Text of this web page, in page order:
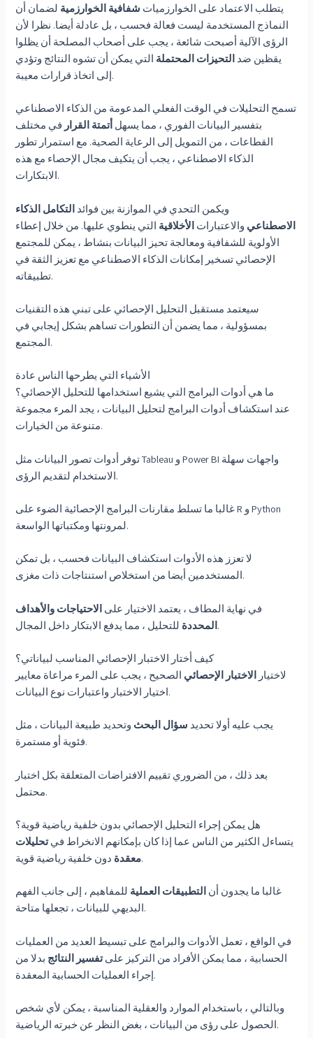
يتطلب الاعتماد على الخوارزميات شفافية الخوارزمية لضمان أن
النماذج المستخدمة ليست فعالة فحسب ، بل عادلة أيضا. نظرا لأن
الرؤى الآلية أصبحت شائعة ، يجب على أصحاب المصلحة أن يظلوا
يقظين ضد التحيزات المحتملة التي يمكن أن تشوه النتائج وتؤدي
إلى اتخاذ قرارات معيبة.
تسمح التحليلات في الوقت الفعلي المدعومة من الذكاء الاصطناعي
بتفسير البيانات الفوري ، مما يسهل أتمتة القرار في مختلف
القطاعات ، من التمويل إلى الرعاية الصحية. مع استمرار تطور
الذكاء الاصطناعي ، يجب أن يتكيف مجال الإحصاء مع هذه
الابتكارات.
ويكمن التحدي في الموازنة بين فوائد التكامل الذكاء
الاصطناعي والاعتبارات الأخلاقية التي ينطوي عليها. من خلال إعطاء
الأولوية للشفافية ومعالجة تحيز البيانات بنشاط ، يمكن للمجتمع
الإحصائي تسخير إمكانات الذكاء الاصطناعي مع تعزيز الثقة في
تطبيقاته.
سيعتمد مستقبل التحليل الإحصائي على تبني هذه التقنيات
بمسؤولية ، مما يضمن أن التطورات تساهم بشكل إيجابي في
المجتمع.
الأشياء التي يطرحها الناس عادة
ما هي أدوات البرامج التي يشيع استخدامها للتحليل الإحصائي؟
عند استكشاف أدوات البرامج لتحليل البيانات ، يجد المرء مجموعة
متنوعة من الخيارات.
توفر أدوات تصور البيانات مثل Tableau و Power BI واجهات سهلة
الاستخدام لتقديم الرؤى.
غالبا ما تسلط مقارنات البرامج الإحصائية الضوء على R و Python
لمرونتها ومكتباتها الواسعة.
لا تعزز هذه الأدوات استكشاف البيانات فحسب ، بل تمكن
المستخدمين أيضا من استخلاص استنتاجات ذات مغزى.
في نهاية المطاف ، يعتمد الاختيار على الاحتياجات والأهداف
المحددةللتحليل ، مما يدفع الابتكار داخل المجال.
كيف أختار الاختبار الإحصائي المناسب لبياناتي؟
لاختيار الاختبار الإحصائي الصحيح ، يجب على المرء مراعاة معايير
اختيار الاختبار واعتبارات نوع البيانات.
يجب عليه أولا تحديد سؤال البحث وتحديد طبيعة البيانات ، مثل
فئوية أو مستمرة.
بعد ذلك ، من الضروري تقييم الافتراضات المتعلقة بكل اختبار
محتمل.
هل يمكن إجراء التحليل الإحصائي بدون خلفية رياضية قوية؟
يتساءل الكثير من الناس عما إذا كان بإمكانهم الانخراط فيتحليلات
معقدةدون خلفية رياضية قوية.
غالبا ما يجدون أن التطبيقات العملية للمفاهيم ، إلى جانب الفهم
البديهي للبيانات ، تجعلها متاحة.
في الواقع ، تعمل الأدوات والبرامج على تبسيط العديد من العمليات
الحسابية ، مما يمكن الأفراد من التركيز علىتفسير النتائج بدلا من
إجراء العمليات الحسابية المعقدة.
وبالتالي ، باستخدام الموارد والعقلية المناسبة ، يمكن لأي شخص
الحصول على رؤى من البيانات ، بغض النظر عن خبرته الرياضية.